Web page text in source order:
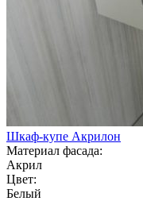
Шкаф-купе Акрилон
Материал фасада:
Акрил
Цвет:
Белый